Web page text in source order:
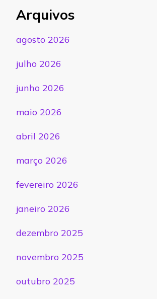
Arquivos
agosto 2026
julho 2026
junho 2026
maio 2026
abril 2026
março 2026
fevereiro 2026
janeiro 2026
dezembro 2025
novembro 2025
outubro 2025